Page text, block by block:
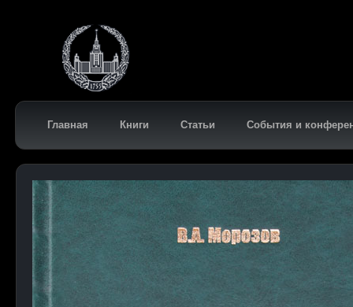
Главная Книги Статьи События и